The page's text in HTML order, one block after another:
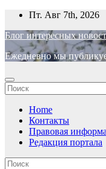
Перейти
содержимому
Пт. Авг 7th, 2026
Блог интересных
Ежедневно мы
Home
Контакты
Правовая
Редакция портала